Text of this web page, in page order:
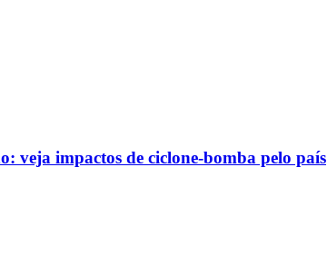
veja impactos de ciclone-bomba pelo país